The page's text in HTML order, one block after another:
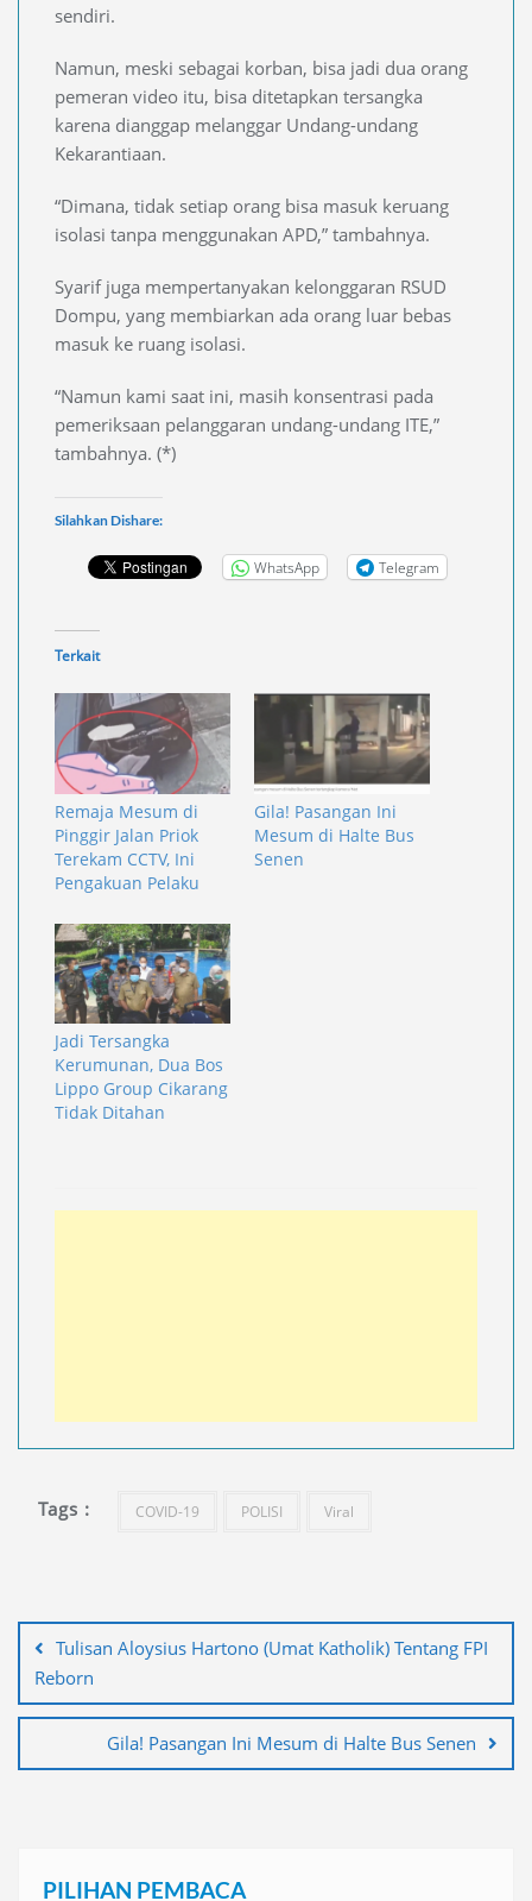
sendiri.
Namun, meski sebagai korban, bisa jadi dua orang
pemeran video itu, bisa ditetapkan tersangka
karena dianggap melanggar Undang-undang
Kekarantiaan.
“Dimana, tidak setiap orang bisa masuk keruang
isolasi tanpa menggunakan APD,” tambahnya.
Syarif juga mempertanyakan kelonggaran RSUD
Dompu, yang membiarkan ada orang luar bebas
masuk ke ruang isolasi.
“Namun kami saat ini, masih konsentrasi pada
pemeriksaan pelanggaran undang-undang ITE,”
tambahnya. (*)
Silahkan Dishare:
WhatsApp Telegram
Terkait
Remaja Mesum di
Pinggir Jalan Priok
Terekam CCTV, Ini
Pengakuan Pelaku
Gila! Pasangan Ini
Mesum di Halte Bus
Senen
Jadi Tersangka
Kerumunan, Dua Bos
Lippo Group Cikarang
Tidak Ditahan
Tags : COVID-19 POLISI Viral
posTulisan Aloysius Hartono (Umat Katholik) Tentang FPI
Reborn
Gila! Pasangan Ini Mesum di Halte Bus Senen
PILIHAN PEMBACA